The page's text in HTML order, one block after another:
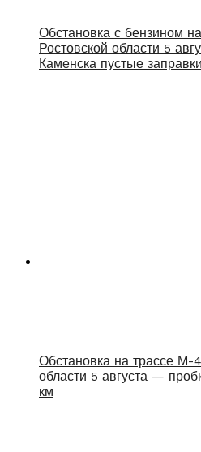
Обстановка с бензином
Ростовской области 5
Каменска пустые заправки
Обстановка на трассе М-
области 5 августа —
км